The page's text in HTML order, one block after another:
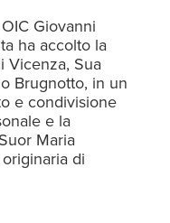
Giovanni
ha accolto la
Vicenza, Sua
Brugnotto, in un
e condivisione
e la
Maria
di